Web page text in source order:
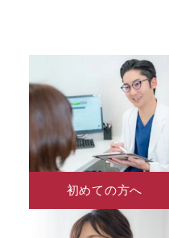
初めての方へ